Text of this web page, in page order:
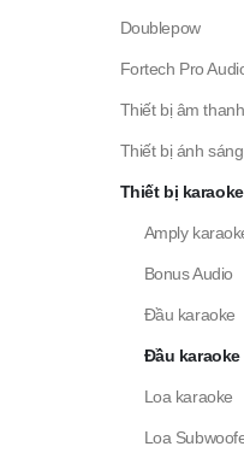
Doublepow
Fortech Pro
Thiết bị âm thanh
Thiết bị ánh sáng
Thiết bị karaoke
Amply
Bonus Audio
Đầu karaoke
Đầu karaoke
Loa karaoke
Loa